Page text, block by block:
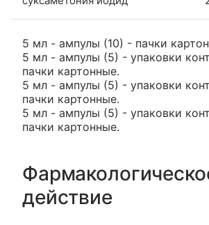
5 мл - ампулы (10) - пачки
5 мл - ампулы (5) - упаковки
пачки картонные.
5 мл - ампулы (5) - упаковки
пачки картонные.
5 мл - ампулы (5) - упаковки
пачки картонные.
действие